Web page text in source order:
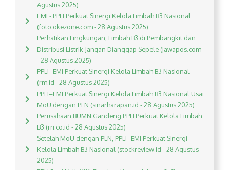
Agustus 2025)
EMI - PPLI Perkuat Sinergi Kelola Limbah B3 Nasional
(foto.okezone.com - 28 Agustus 2025)
Perhatikan Lingkungan, Limbah B3 di Pembangkit dan
Distribusi Listrik Jangan Dianggap Sepele (jawapos.com
- 28 Agustus 2025)
PPLI–EMI Perkuat Sinergi Kelola Limbah B3 Nasional
(rm.id - 28 Agustus 2025)
PPLI–EMI Perkuat Sinergi Kelola Limbah B3 Nasional Usai
MoU dengan PLN (sinarharapan.id - 28 Agustus 2025)
Perusahaan BUMN Gandeng PPLI Perkuat Kelola Limbah
B3 (rri.co.id - 28 Agustus 2025)
Setelah MoU dengan PLN, PPLI–EMI Perkuat Sinergi
Kelola Limbah B3 Nasional (stockreview.id - 28 Agustus
2025)